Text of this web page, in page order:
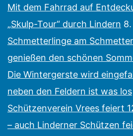
Mit dem Fahrrad auf
„Skulp-Tour“ durch Lindern
Schmetterlinge am
genießen den schönen
Die Wintergerste wird
neben den Feldern ist was los
Schützenverein Vrees feiert
– auch Linderner Schützen